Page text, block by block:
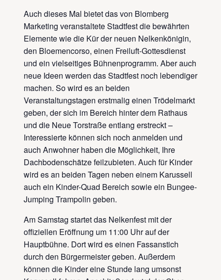
Auch dieses Mal bietet das von Blomberg
Marketing veranstaltete Stadtfest die bewährten
Elemente wie die Kür der neuen Nelkenkönigin,
den Bloemencorso, einen Freiluft-Gottesdienst
und ein vielseitiges Bühnenprogramm. Aber auch
neue Ideen werden das Stadtfest noch lebendiger
machen. So wird es an beiden
Veranstaltungstagen erstmalig einen Trödelmarkt
geben, der sich im Bereich hinter dem Rathaus
und die Neue Torstraße entlang erstreckt –
Interessierte können sich noch anmelden und
auch Anwohner haben die Möglichkeit, Ihre
Dachbodenschätze feilzubieten. Auch für Kinder
wird es an beiden Tagen neben einem Karussell
auch ein Kinder-Quad Bereich sowie ein Bungee-
Jumping Trampolin geben.
Am Samstag startet das Nelkenfest mit der
offiziellen Eröffnung um 11:00 Uhr auf der
Hauptbühne. Dort wird es einen Fassanstich
durch den Bürgermeister geben. Außerdem
können die Kinder eine Stunde lang umsonst